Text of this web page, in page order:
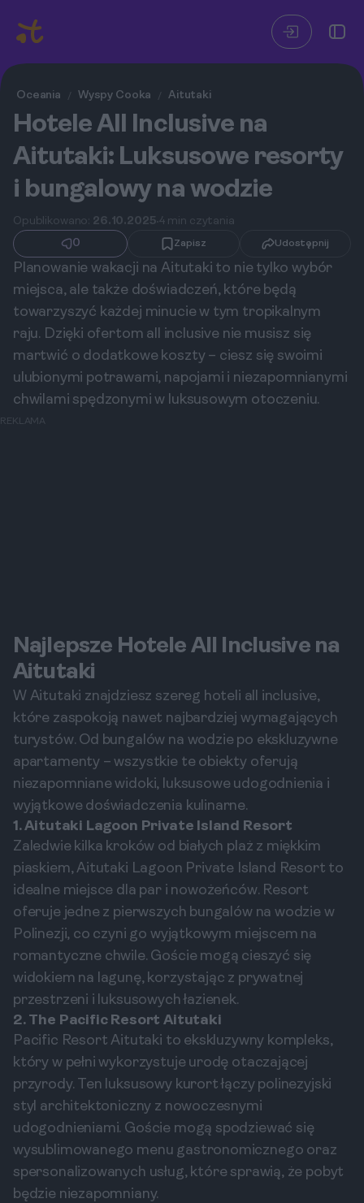
Oceania / Wyspy Cooka / Aitutaki
Hotele All Inclusive na
Aitutaki: Luksusowe resorty
i bungalowy na wodzie
Opublikowano: 26.10.2025 4 min czytania
0
Zapisz Udostępnij
Planowanie wakacji na Aitutaki to nie tylko wybór
miejsca, ale także doświadczeń, które będą
towarzyszyć każdej minucie w tym tropikalnym
raju. Dzięki ofertom all inclusive nie musisz się
martwić o dodatkowe koszty – ciesz się swoimi
ulubionymi potrawami, napojami i niezapomnianymi
chwilami spędzonymi w luksusowym otoczeniu.
REKLAMA
Najlepsze Hotele All Inclusive na
Aitutaki
W Aitutaki znajdziesz szereg hoteli all inclusive,
które zaspokoją nawet najbardziej wymagających
turystów. Od bungalów na wodzie po ekskluzywne
apartamenty – wszystkie te obiekty oferują
niezapomniane widoki, luksusowe udogodnienia i
wyjątkowe doświadczenia kulinarne.
1. Aitutaki Lagoon Private Island Resort
Zaledwie kilka kroków od białych plaż z miękkim
piaskiem, Aitutaki Lagoon Private Island Resort to
idealne miejsce dla par i nowożeńców. Resort
oferuje jedne z pierwszych bungalów na wodzie w
Polinezji, co czyni go wyjątkowym miejscem na
romantyczne chwile. Goście mogą cieszyć się
widokiem na lagunę, korzystając z prywatnej
przestrzeni i luksusowych łazienek.
2. The Pacific Resort Aitutaki
Pacific Resort Aitutaki to ekskluzywny kompleks,
który w pełni wykorzystuje urodę otaczającej
przyrody. Ten luksusowy kurort łączy polinezyjski
styl architektoniczny z nowoczesnymi
udogodnieniami. Goście mogą spodziewać się
wysublimowanego menu gastronomicznego oraz
spersonalizowanych usług, które sprawią, że pobyt
będzie niezapomniany.